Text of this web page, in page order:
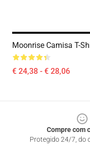
Moonrise Camisa T-
€ 24,38 - € 28,06
Compre com
Protegido 24/7, do